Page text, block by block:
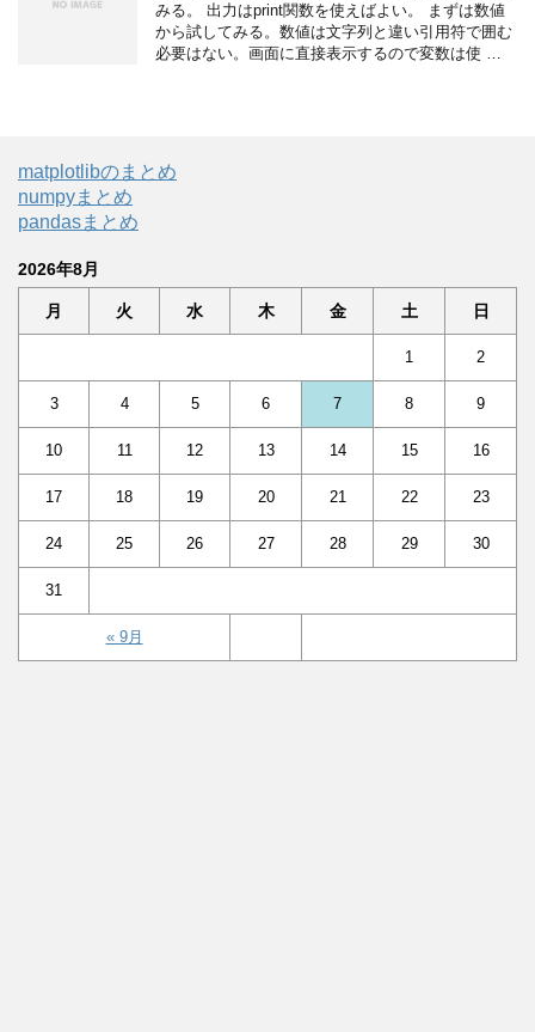
みる。 出力はprint関数を使えばよい。 まずは数値
から試してみる。数値は文字列と違い引用符で囲む
必要はない。画面に直接表示するので変数は使 …
matplotlibのまとめ
numpyまとめ
pandasまとめ
2026年8月
月 火 水 木 金 土 日
« 9月
1 2
3 4 5 6 7 8 9
10 11 12 13 14 15 16
17 18 19 20 21 22 23
24 25 26 27 28 29 30
31